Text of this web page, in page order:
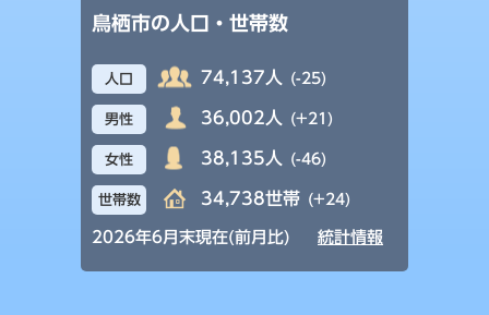
鳥栖市の人口・世帯数
人口 74,137人 (-25)
男性 36,002人 (+21)
女性 38,135人 (-46)
世帯数 34,738世帯 (+24)
2026年6月末現在(前月比) 統計情報